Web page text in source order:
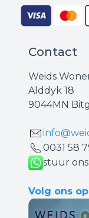
Contact
Weids
Alddyk 18
9044MN
0031 ‪58
stuur
Volg ons